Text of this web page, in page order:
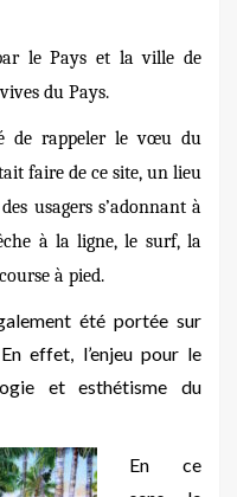
le Pays et la ville de
du Pays.
de rappeler le vœu du
faire de ce site, un lieu
usagers s’adonnant à
che à la ligne, le surf, la
à pied.
été portée sur
effet, l’enjeu pour le
et esthétisme du
En ce